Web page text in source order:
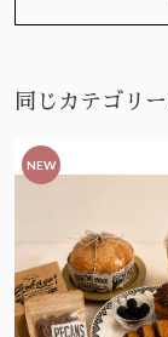
同じカテゴリ
NEW